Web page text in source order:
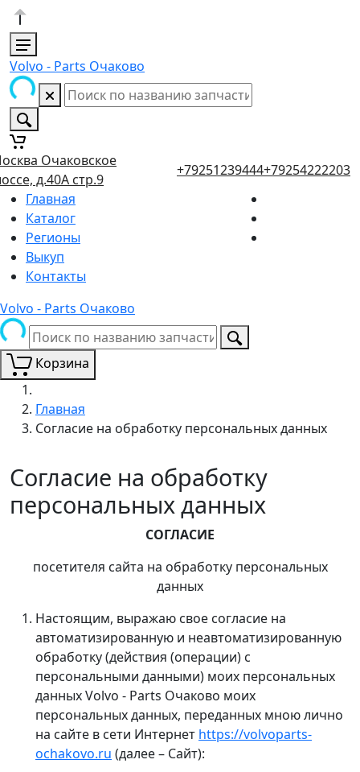
Volvo - Parts Очаково
Очаковское
д.40А стр.9
+79251239444+79254222203
Главная
Каталог
Регионы
Выкуп
Контакты
Volvo - Parts Очаково
Корзина
Главная
Согласие на обработку персональных данных
Согласие на обработку
персональных данных
СОГЛАСИЕ
посетителя сайта на обработку персональных
данных
Настоящим, выражаю свое согласие на
автоматизированную и неавтоматизированную
обработку (действия (операции) с
персональными данными) моих персональных
данных Volvo - Parts Очаково моих
персональных данных, переданных мною лично
на сайте в сети Интернет https://volvoparts-
ochakovo.ru (далее – Сайт):